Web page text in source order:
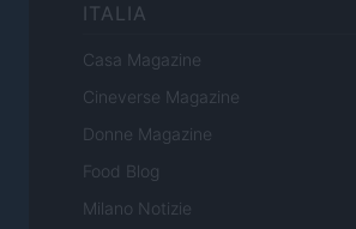
ITALIA
Casa Magazine
Cineverse Magazine
Donne Magazine
Food Blog
Milano Notizie